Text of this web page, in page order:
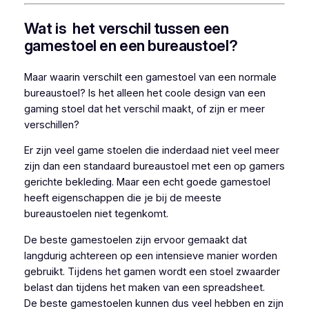
Wat is het verschil tussen een
gamestoel en een bureaustoel?
Maar waarin verschilt een gamestoel van een normale
bureaustoel? Is het alleen het coole design van een
gaming stoel dat het verschil maakt, of zijn er meer
verschillen?
Er zijn veel game stoelen die inderdaad niet veel meer
zijn dan een standaard bureaustoel met een op gamers
gerichte bekleding. Maar een echt goede gamestoel
heeft eigenschappen die je bij de meeste
bureaustoelen niet tegenkomt.
De beste gamestoelen zijn ervoor gemaakt dat
langdurig achtereen op een intensieve manier worden
gebruikt. Tijdens het gamen wordt een stoel zwaarder
belast dan tijdens het maken van een spreadsheet.
De beste gamestoelen kunnen dus veel hebben en zijn